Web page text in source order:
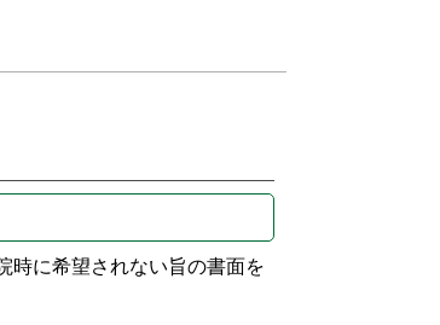
時に希望されない旨の書面を